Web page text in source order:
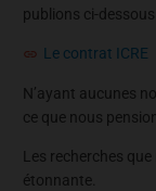
publions ci-dessous
Le contrat ICRE
N’ayant aucunes
ce que nous
Les recherches
étonnante.